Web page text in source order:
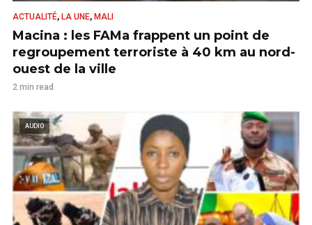
ACTUALITÉ, LA UNE, MALI
Macina : les FAMa frappent un point de
regroupement terroriste à 40 km au nord-
ouest de la ville
2 min read
AUDIO